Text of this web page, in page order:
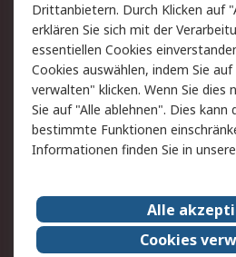
Rechtliches
AGB
Cookie-Richtlinie
Copyright/Impressum
Karriere bei RS
Drittanbietern. Durch Klicken auf
erklären Sie sich mit der
essentiellen Cookies
Cookies auswählen, indem Sie
verwalten" klicken. Wenn Sie dies
Sie auf "Alle ablehnen". Dies kann
bestimmte Funktionen
Informationen finden Sie in
Alle
Cookies